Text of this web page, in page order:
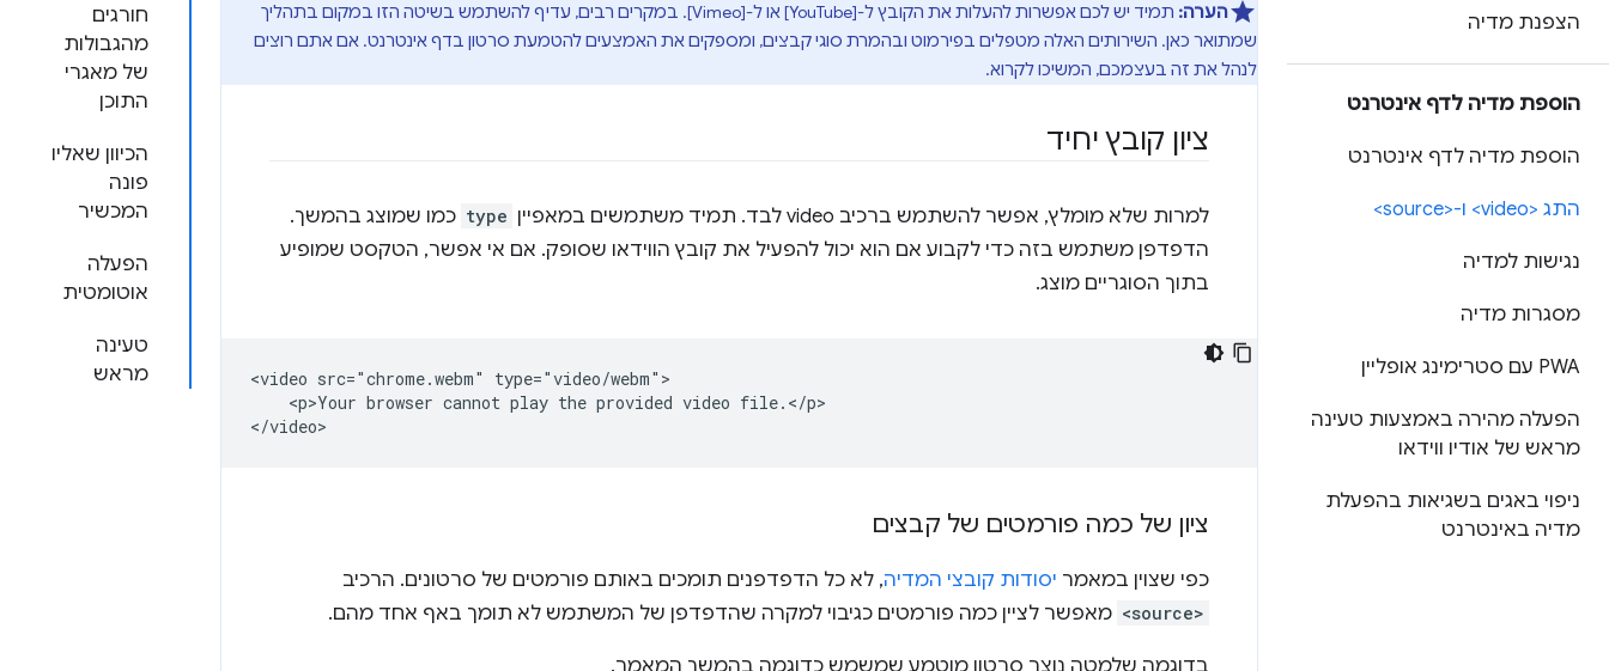
הצפנת מדיה
הוספת מדיה לדף אינטרנט
הוספת מדיה לדף אינטרנט
התג <video> ו-<source>
נגישות למדיה
מסגרות מדיה
PWA עם סטרימינג אופליין
הפעלה מהירה באמצעות טעינה
מראש של אודיו ווידאו
ניפוי באגים בשגיאות בהפעלת
מדיה באינטרנט
חורגים
מהגבולות
של מאגרי
התוכן
הכיוון שאליו
פונה
המכשיר
הפעלה
אוטומטית
טעינה
מראש
הערה:
תמיד יש לכם אפשרות להעלות את הקובץ ל-[YouTube] או ל-[Vimeo]. במקרים רבים, עדיף להשתמש בשיטה הזו במקום בתהליך
שמתואר כאן. השירותים האלה מטפלים בפירמוט ובהמרת סוגי קבצים, ומספקים את האמצעים להטמעת סרטון בדף אינטרנט. אם אתם רוצים
לנהל את זה בעצמכם, המשיכו לקרוא.
ציון קובץ יחיד
למרות שלא מומלץ, אפשר להשתמש ברכיב video לבד. תמיד משתמשים במאפיין type כמו שמוצג בהמשך.
הדפדפן משתמש בזה כדי לקבוע אם הוא יכול להפעיל את קובץ הווידאו שסופק. אם אי אפשר, הטקסט שמופיע
בתוך הסוגריים מוצג.
<video src="chrome.webm" type="video/webm">
    <p>Your browser cannot play the provided video file.</p>
ציון של כמה פורמטים של קבצים
כפי שצוין במאמר יסודות קובצי המדיה, לא כל הדפדפנים תומכים באותם פורמטים של סרטונים. הרכיב
<source> מאפשר לציין כמה פורמטים כגיבוי למקרה שהדפדפן של המשתמש לא תומך באף אחד מהם.
בדוגמה שלמטה נוצר סרטון מוטמע שמשמש כדוגמה בהמשך המאמר.